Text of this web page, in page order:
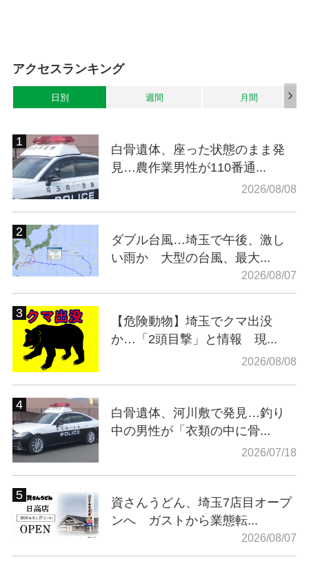
アクセスランキング
日別 週間 月間
白骨遺体、座った状態のまま発
見…農作業男性が110番通...
2026/08/08
ダブル台風…埼玉で午後、激し
い雨か 大型の台風、最大...
2026/08/07
【危険動物】埼玉でクマ出没
か…「2頭目撃」と情報 現...
2026/08/08
白骨遺体、河川敷で発見…釣り
中の男性が「衣類の中に骨...
2026/07/18
資さんうどん、埼玉7店目オープ
ンへ ガストから業態転...
2026/08/07